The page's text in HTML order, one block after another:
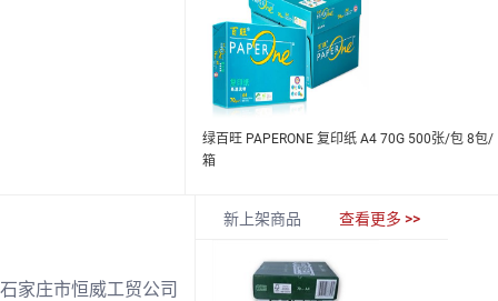
绿百旺 PAPERONE 复印纸 A4 70G 500张/包 8包/
箱
石家庄市恒威工贸公司
新上架商品 查看更多 >>